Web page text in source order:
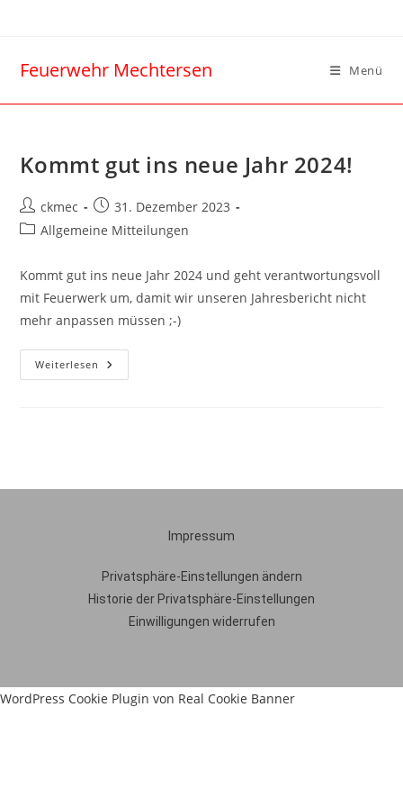
Feuerwehr Mechtersen Menü
Kommt gut ins neue Jahr 2024!
ckmec
31. Dezember 2023
Allgemeine Mitteilungen
Kommt gut ins neue Jahr 2024 und geht verantwortungsvoll
mit Feuerwerk um, damit wir unseren Jahresbericht nicht
mehr anpassen müssen ;-)
Weiterlesen
Impressum
Privatsphäre-Einstellungen ändern
Historie der Privatsphäre-Einstellungen
Einwilligungen widerrufen
WordPress Cookie Plugin von Real Cookie Banner